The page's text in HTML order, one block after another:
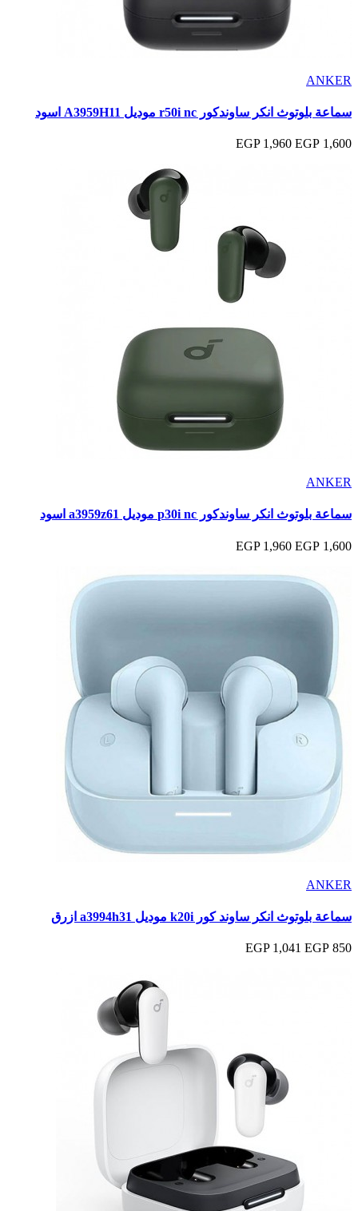
ANKER
سماعة بلوتوث انكر ساوندكور r50i nc موديل A3959H11 اسود
1,600 EGP
1,960 EGP
ANKER
سماعة بلوتوث انكر ساوندكور p30i nc موديل a3959z61 اسود
1,600 EGP
1,960 EGP
ANKER
سماعة بلوتوث انكر ساوند كور k20i موديل a3994h31 ازرق
850 EGP
1,041 EGP